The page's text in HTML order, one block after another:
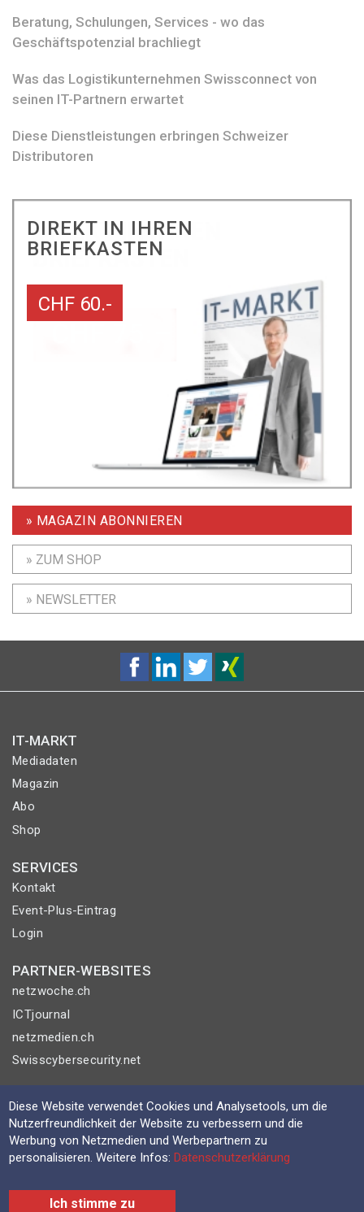
Beratung, Schulungen, Services - wo das
Geschäftspotenzial brachliegt
Was das Logistikunternehmen Swissconnect von
seinen IT-Partnern erwartet
Diese Dienstleistungen erbringen Schweizer
Distributoren
DIREKT IN IHREN
BRIEFKASTEN
CHF 60.-
» MAGAZIN ABONNIEREN
» ZUM SHOP
» NEWSLETTER
IT-MARKT
Mediadaten
Magazin
Abo
Shop
SERVICES
Kontakt
Event-Plus-Eintrag
Login
PARTNER-WEBSITES
netzwoche.ch
ICTjournal
netzmedien.ch
Swisscybersecurity.net
Impressum
AGB
Nutzungsbestimmungen
Datenschutzerklärung
Diese Website verwendet Cookies und Analysetools, um die
Nutzerfreundlichkeit der Website zu verbessern und die
Werbung von Netzmedien und Werbepartnern zu
personalisieren. Weitere Infos:Datenschutzerklärung
Ich stimme zu